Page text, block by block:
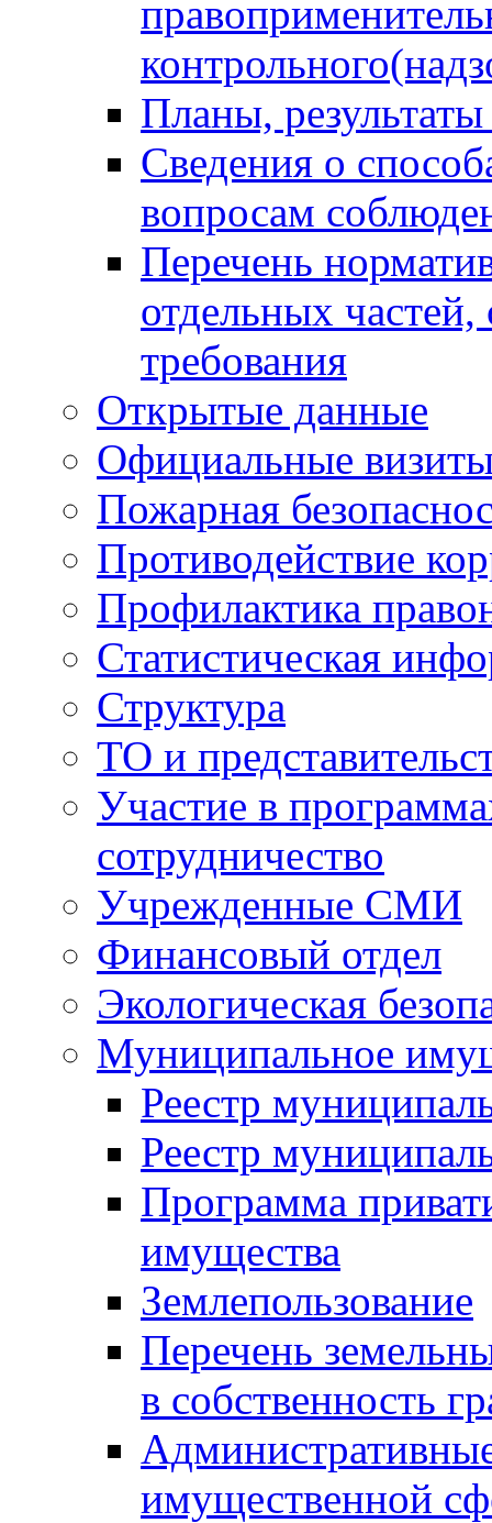
Планы,
Сведения о
вопросам
Перечень
отдельных
требования
Открытые данные
Официальные
Пожарная
Противодействие
Профилактика
Статистическая
Структура
ТО и
Участие в
сотрудничество
Учрежденные СМИ
Финансовый отдел
Экологическая
Муниципальное
Реестр
Реестр
Программа
имущества
Землепользование
Перечень
в собственность
имущественной